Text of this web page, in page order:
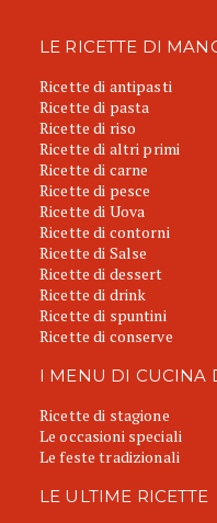
LE RICETTE DI
Ricette di antipasti
Ricette di pasta
Ricette di riso
Ricette di altri primi
Ricette di carne
Ricette di pesce
Ricette di Uova
Ricette di contorni
Ricette di Salse
Ricette di dessert
Ricette di drink
Ricette di spuntini
Ricette di conserve
I MENU DI CUCINA
Ricette di stagione
Le occasioni speciali
Le feste tradizionali
LE ULTIME RICETTE